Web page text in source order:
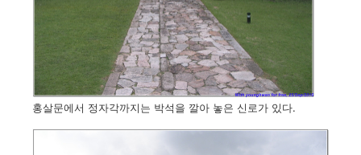
홍살문에서 정자각까지는 박석을 깔아 놓은 신로가 있다.